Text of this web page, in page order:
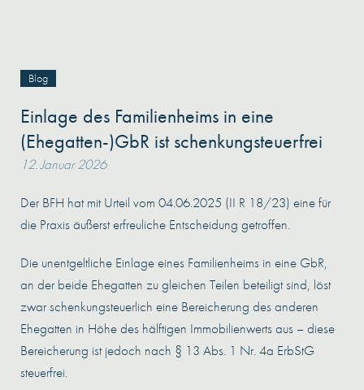
Blog
Einlage des Familienheims in eine
(Ehegatten-)GbR ist schenkungsteuerfrei
12. Januar 2026
Der BFH hat mit Urteil vom 04.06.2025 (II R 18/23) eine für
die Praxis äußerst erfreuliche Entscheidung getroffen.
Die unentgeltliche Einlage eines Familienheims in eine GbR,
an der beide Ehegatten zu gleichen Teilen beteiligt sind, löst
zwar schenkungsteuerlich eine Bereicherung des anderen
Ehegatten in Höhe des hälftigen Immobilienwerts aus – diese
Bereicherung ist jedoch nach § 13 Abs. 1 Nr. 4a ErbStG
steuerfrei.